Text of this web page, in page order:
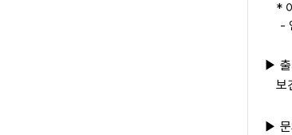
*
-
▶ 출
보
▶ 문